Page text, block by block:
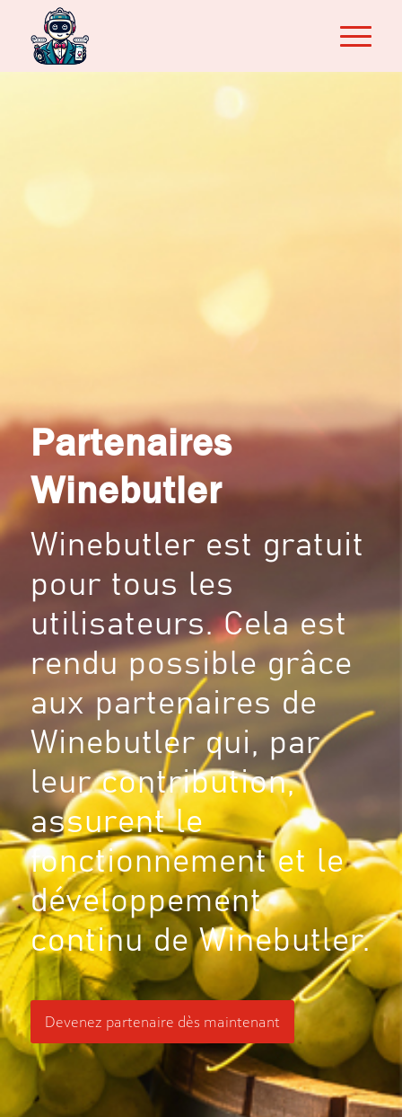
Partenaires
Winebutler
Winebutler est gratuit
pour tous les
utilisateurs. Cela est
rendu possible grâce
aux partenaires de
Winebutler qui, par
leur contribution,
assurent le
fonctionnement et le
développement
continu de Winebutler.
Devenez partenaire dès maintenant